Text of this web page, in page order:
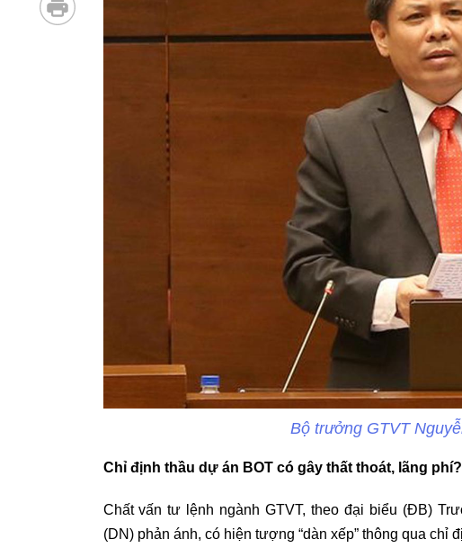
Bộ trưởng GTVT
Chỉ định thầu dự án BOT có gây thất thoát, lãng phí?
Chất vấn tư lệnh ngành GTVT, theo đại biểu (ĐB)
(DN) phản ánh, có hiện tượng “dàn xếp” thông qua chỉ